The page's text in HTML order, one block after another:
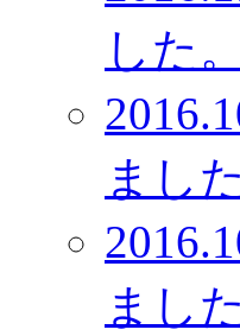
した。
ました
ました